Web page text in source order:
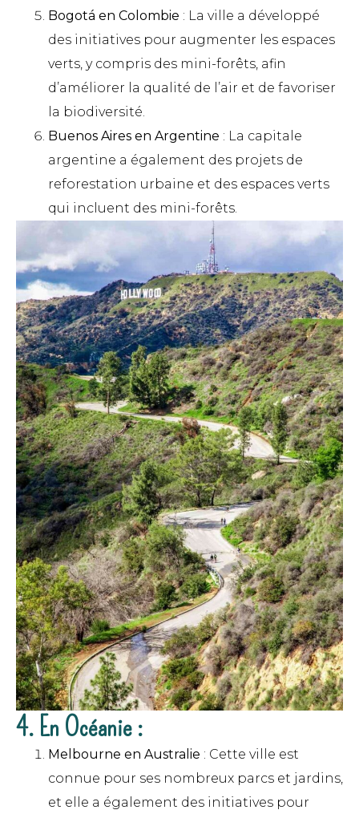
Bogotá en Colombie : La ville a développé
des initiatives pour augmenter les espaces
verts, y compris des mini-forêts, afin
d’améliorer la qualité de l’air et de favoriser
la biodiversité.
Buenos Aires en Argentine : La capitale
argentine a également des projets de
reforestation urbaine et des espaces verts
qui incluent des mini-forêts.
4. En Océanie :
Melbourne en Australie : Cette ville est
connue pour ses nombreux parcs et jardins,
et elle a également des initiatives pour